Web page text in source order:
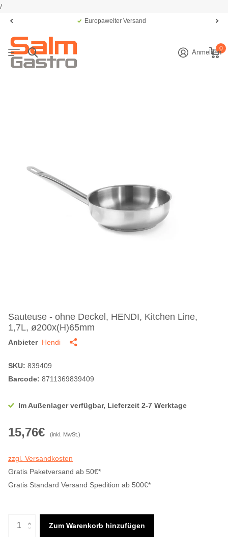
/
Europaweiter Versand
Anmelden0
Sauteuse - ohne Deckel, HENDI, Kitchen Line,
1,7L, ø200x(H)65mm
Anbieter Hendi
SKU: 839409
Barcode: 8711369839409
Im Außenlager verfügbar, Lieferzeit 2-7 Werktage
15,76€ (inkl. MwSt.)
zzgl. Versandkosten
Gratis Paketversand ab 50€*
Gratis Standard Versand Spedition ab 500€*
Zum Warenkorb hinzufügen